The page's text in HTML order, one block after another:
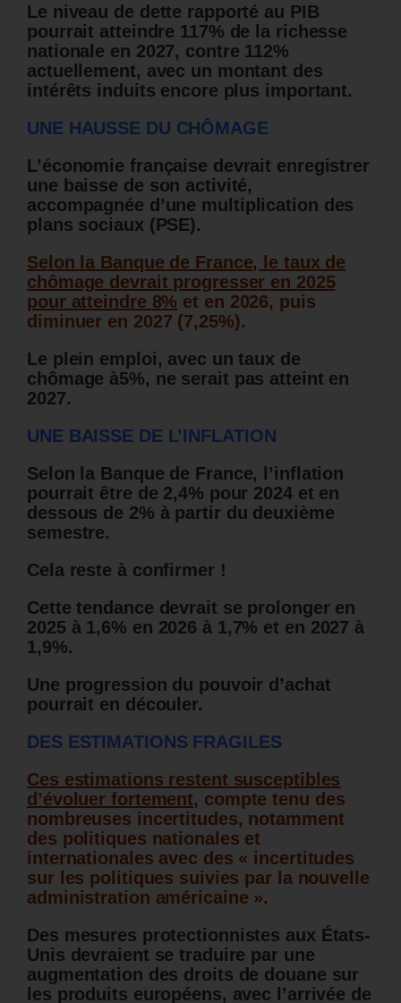
Le niveau de dette rapporté au PIB
pourrait atteindre 117% de la richesse
nationale en 2027, contre 112%
actuellement, avec un montant des
intérêts induits encore plus important.
UNE HAUSSE DU CHÔMAGE
L’économie française devrait enregistrer
une baisse de son activité,
accompagnée d’une multiplication des
plans sociaux (PSE).
Selon la Banque de France, le taux de
chômage devrait progresser en 2025
pour atteindre 8% et en 2026, puis
diminuer en 2027 (7,25%).
Le plein emploi, avec un taux de
chômage à5%, ne serait pas atteint en
2027.
UNE BAISSE DE L’INFLATION
Selon la Banque de France, l’inflation
pourrait être de 2,4% pour 2024 et en
dessous de 2% à partir du deuxième
semestre.
Cela reste à confirmer !
Cette tendance devrait se prolonger en
2025 à 1,6% en 2026 à 1,7% et en 2027 à
1,9%.
Une progression du pouvoir d’achat
pourrait en découler.
DES ESTIMATIONS FRAGILES
Ces estimations restent susceptibles
d’évoluer fortement, compte tenu des
nombreuses incertitudes, notamment
des politiques nationales et
internationales avec des « incertitudes
sur les politiques suivies par la nouvelle
administration américaine ».
Des mesures protectionnistes aux États-
Unis devraient se traduire par une
augmentation des droits de douane sur
les produits européens, avec l’arrivée de